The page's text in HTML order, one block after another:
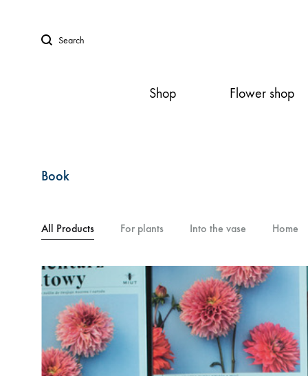
Search
Shop Flower shop
Book
All Products For plants Into the vase Home